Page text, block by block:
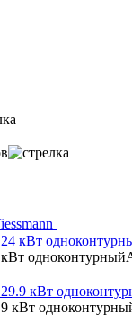
одноконтурный
кВт